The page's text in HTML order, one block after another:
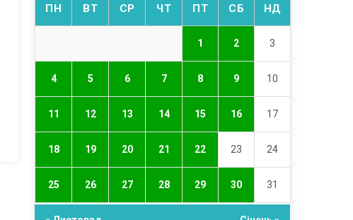
ПН ВТ СР ЧТ ПТ СБ НД
1 2 3
4 5 6 7 8 9 10
11 12 13 14 15 16 17
18 19 20 21 22 23 24
25 26 27 28 29 30 31